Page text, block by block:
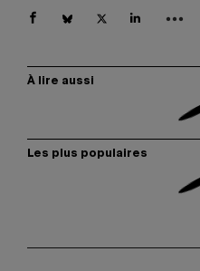
À lire aussi
Les plus populaires